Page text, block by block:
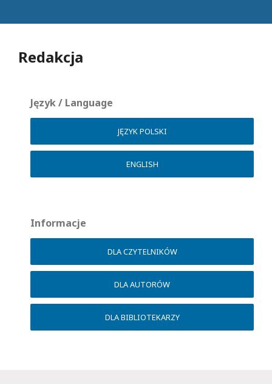
Redakcja
Język / Language
JĘZYK POLSKI
ENGLISH
Informacje
DLA CZYTELNIKÓW
DLA AUTORÓW
DLA BIBLIOTEKARZY